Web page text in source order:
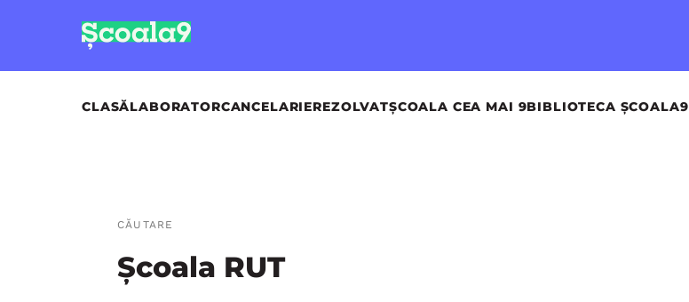
CLASĂLABORATORCANCELARIEREZOLVATȘCOALA CEA MAI 9BIBLIOTECA ȘCOALA9
CĂUTARE
Școala RUT